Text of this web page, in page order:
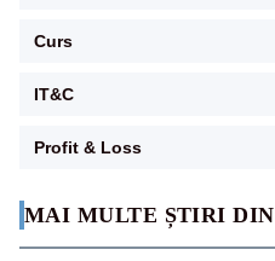
MAI MULTE ȘTIRI DIN
Curs
IT&C
Profit & Loss